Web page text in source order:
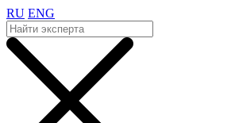
RU ENG